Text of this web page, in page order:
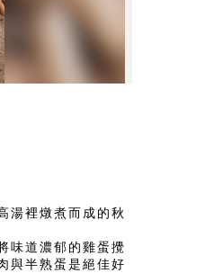
湯裡燉煮而成的秋
味道濃郁的雞蛋攪
與半熟蛋是絕佳好